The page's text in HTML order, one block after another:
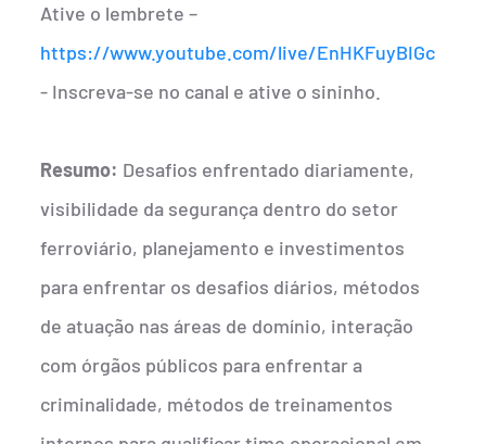
Ative o lembrete –
https://www.youtube.com/live/EnHKFuyBIGc
- Inscreva-se no canal e ative o sininho.
Resumo: Desafios enfrentado diariamente,
visibilidade da segurança dentro do setor
ferroviário, planejamento e investimentos
para enfrentar os desafios diários, métodos
de atuação nas áreas de domínio, interação
com órgãos públicos para enfrentar a
criminalidade, métodos de treinamentos